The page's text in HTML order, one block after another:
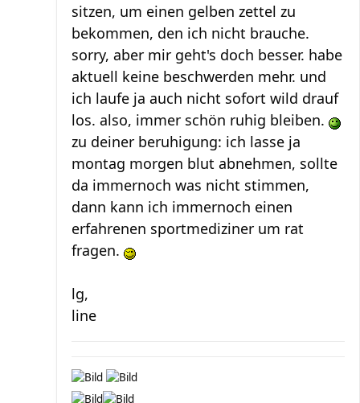
sitzen, um einen gelben zettel zu
bekommen, den ich nicht brauche.
sorry, aber mir geht's doch besser. habe
aktuell keine beschwerden mehr. und
ich laufe ja auch nicht sofort wild drauf
los. also, immer schön ruhig bleiben.
zu deiner beruhigung: ich lasse ja
montag morgen blut abnehmen, sollte
da immernoch was nicht stimmen,
dann kann ich immernoch einen
erfahrenen sportmediziner um rat
fragen.
lg,
line